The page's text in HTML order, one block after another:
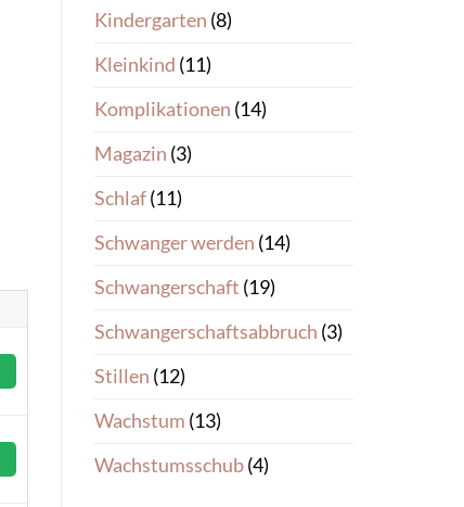
Kindergarten (8)
Kleinkind (11)
Komplikationen (14)
Magazin (3)
Schlaf(11)
Schwanger werden (14)
Schwangerschaft (19)
Schwangerschaftsabbruch (3)
Stillen (12)
Wachstum (13)
Wachstumsschub(4)